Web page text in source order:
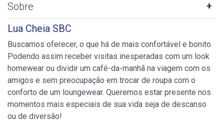
Sobre
Lua Cheia SBC
Buscamos oferecer, o que há de mais confortável e bonito.
Podendo assim receber visitas inesperadas com um look
homewear ou dividir um café-da-manhã na viagem com os
amigos e sem preocupação em trocar de roupa com o
conforto de um loungewear. Queremos estar presente nos
momentos mais especiais de sua vida seja de descanso
ou de diversão!